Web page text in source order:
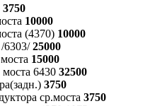
3750
10000
(4370) 10000
6303/25000
15000
6430 32500
3750
ср.моста 3750